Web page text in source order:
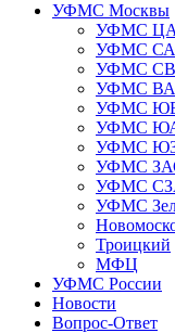
УФМС Москвы
УФМС
УФМС
УФМС
УФМС
УФМС
УФМС
УФМС
УФМС
УФМС
УФМС
Троицкий
МФЦ
УФМС России
Новости
Вопрос-Ответ